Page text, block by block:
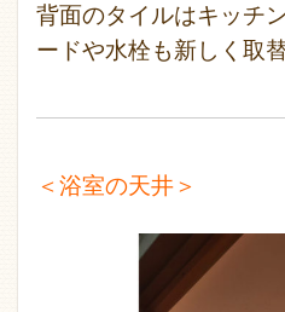
背面のタイルはキッチ
ードや水栓も新しく取
＜浴室の天井＞